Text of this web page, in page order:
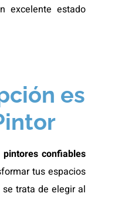
excelente estado
es
confiables
tus espacios
trata de elegir al